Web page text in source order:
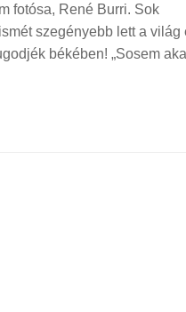
fotósa, René Burri. Sok
szegényebb lett a világ
békében! „Sosem